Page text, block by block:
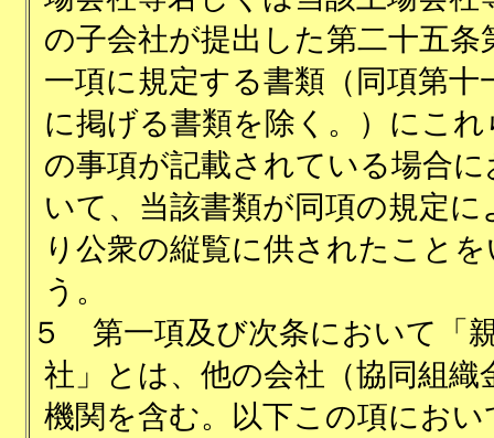
の子会社が提出した第二十五条
一項に規定する書類（同項第十
に掲げる書類を除く。）にこれ
の事項が記載されている場合に
いて、当該書類が同項の規定に
り公衆の縦覧に供されたことを
う。
５
第一項及び次条において「
社」とは、他の会社（協同組織
機関を含む。以下この項におい